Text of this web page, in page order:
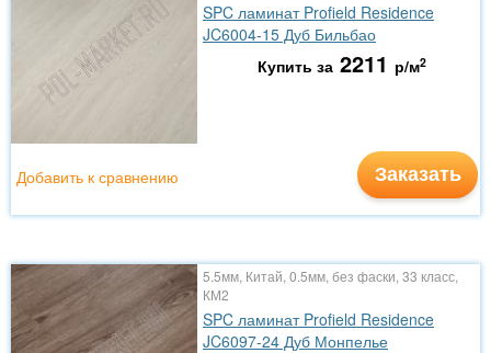
SPC ламинат Profield Residence
JC6004-15 Дуб Бильбао
Купить за 2211 р/м2
Заказать
Добавить к сравнению
5.5мм, Китай, 0.5мм, без фаски, 33 класс,
КМ2
SPC ламинат Profield Residence
JC6097-24 Дуб Монпелье